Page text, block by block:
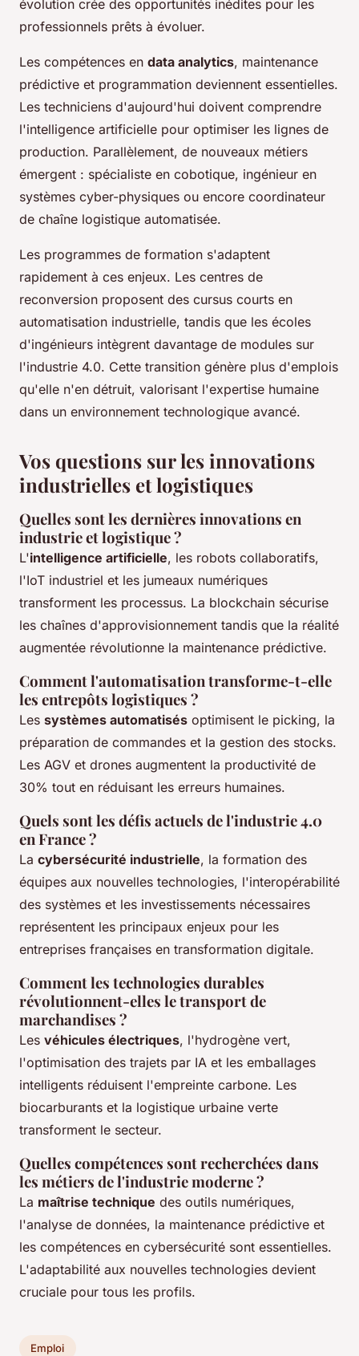
évolution crée des opportunités inédites pour les
professionnels prêts à évoluer.
Les compétences en data analytics, maintenance
prédictive et programmation deviennent essentielles.
Les techniciens d'aujourd'hui doivent comprendre
l'intelligence artificielle pour optimiser les lignes de
production. Parallèlement, de nouveaux métiers
émergent : spécialiste en cobotique, ingénieur en
systèmes cyber-physiques ou encore coordinateur
de chaîne logistique automatisée.
Les programmes de formation s'adaptent
rapidement à ces enjeux. Les centres de
reconversion proposent des cursus courts en
automatisation industrielle, tandis que les écoles
d'ingénieurs intègrent davantage de modules sur
l'industrie 4.0. Cette transition génère plus d'emplois
qu'elle n'en détruit, valorisant l'expertise humaine
dans un environnement technologique avancé.
Vos questions sur les innovations
industrielles et logistiques
Quelles sont les dernières innovations en
industrie et logistique ?
L'intelligence artificielle, les robots collaboratifs,
l'IoT industriel et les jumeaux numériques
transforment les processus. La blockchain sécurise
les chaînes d'approvisionnement tandis que la réalité
augmentée révolutionne la maintenance prédictive.
Comment l'automatisation transforme-t-elle
les entrepôts logistiques ?
Les systèmes automatisés optimisent le picking, la
préparation de commandes et la gestion des stocks.
Les AGV et drones augmentent la productivité de
30% tout en réduisant les erreurs humaines.
Quels sont les défis actuels de l'industrie 4.0
en France ?
La cybersécurité industrielle, la formation des
équipes aux nouvelles technologies, l'interopérabilité
des systèmes et les investissements nécessaires
représentent les principaux enjeux pour les
entreprises françaises en transformation digitale.
Comment les technologies durables
révolutionnent-elles le transport de
marchandises ?
Les véhicules électriques, l'hydrogène vert,
l'optimisation des trajets par IA et les emballages
intelligents réduisent l'empreinte carbone. Les
biocarburants et la logistique urbaine verte
transforment le secteur.
Quelles compétences sont recherchées dans
les métiers de l'industrie moderne ?
La maîtrise technique des outils numériques,
l'analyse de données, la maintenance prédictive et
les compétences en cybersécurité sont essentielles.
L'adaptabilité aux nouvelles technologies devient
cruciale pour tous les profils.
Emploi